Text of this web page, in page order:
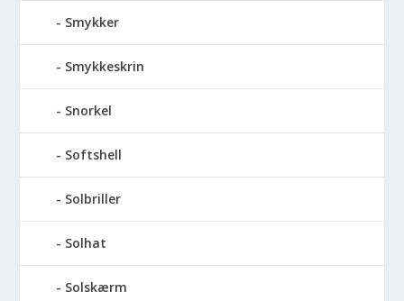
Smykker
Smykkeskrin
Snorkel
Softshell
Solbriller
Solhat
Solskærm